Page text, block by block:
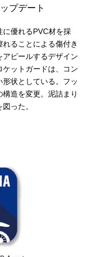
プデート
に優れるPVC材を採
ることによる傷付き
ピールするデザイン
ットガードは、コン
状としている。フッ
造を変更。泥詰まり
った。